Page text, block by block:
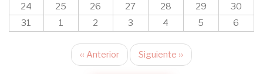
24
25 26 27 28 29
30
31
1 2 3 4 5 6
Paginación
‹‹ Anterior Siguiente ››